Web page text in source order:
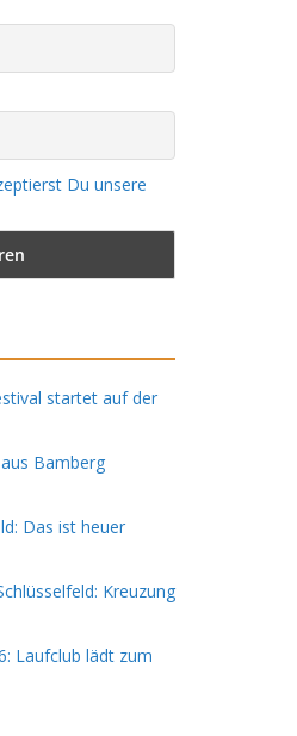
Du unsere
startet auf der
Bamberg
Das ist heuer
Kreuzung
Laufclub lädt zum